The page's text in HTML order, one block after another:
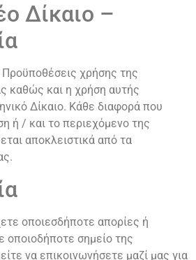
Δίκαιο –
Προϋποθέσεις χρήσης της
καθώς και η χρήση αυτής
Δίκαιο. Κάθε διαφορά που
ή / και το περιεχόμενο της
αποκλειστικά από τα
οποιεσδήποτε απορίες ή
οποιοδήποτε σημείο της
να επικοινωνήσετε μαζί μας για